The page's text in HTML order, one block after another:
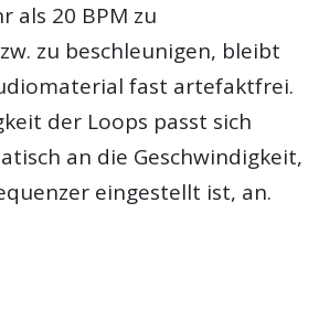
als 20 BPM zu
zu beschleunigen, bleibt
fast artefaktfrei.
der Loops passt sich
an die Geschwindigkeit,
eingestellt ist, an.